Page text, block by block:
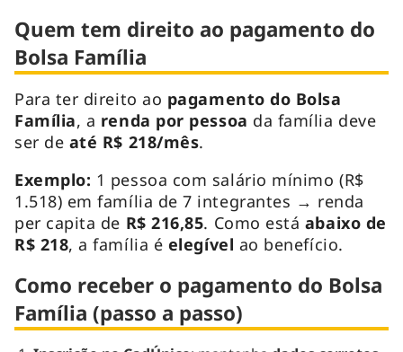
Quem tem direito ao pagamento do
Bolsa Família
Para ter direito ao pagamento do Bolsa
Família, a renda por pessoa da família deve
ser de até R$ 218/mês.
Exemplo: 1 pessoa com salário mínimo (R$
1.518) em família de 7 integrantes → renda
per capita de R$ 216,85. Como está abaixo de
R$ 218, a família é elegível ao benefício.
Como receber o pagamento do Bolsa
Família (passo a passo)